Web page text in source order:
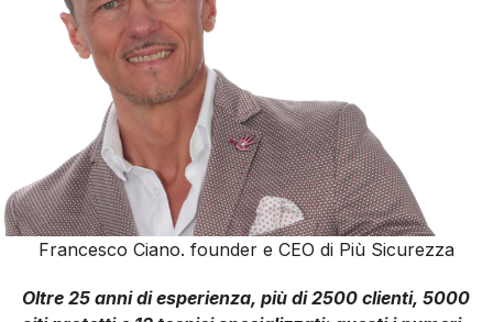
Francesco Ciano. founder e CEO di Più Sicurezza
Oltre 25 anni di esperienza, più di 2500 clienti, 5000